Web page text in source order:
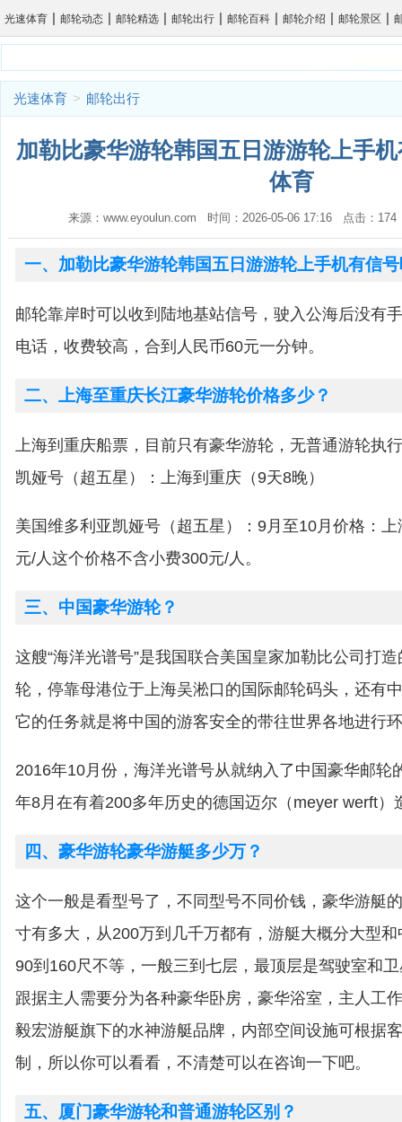
光速体育 | 邮轮动态 | 邮轮精选 | 邮轮出行 | 邮轮百科 | 邮轮介绍 | 邮轮景区 |
光速体育 > 邮轮出行
加勒比豪华游轮韩国五日游游轮上手
体育
来源：www.eyoulun.com 时间：2026-05-06 17:16 点击：
一、加勒比豪华游轮韩国五日游游轮上手机有信
邮轮靠岸时可以收到陆地基站信号，驶入公海后没有
电话，收费较高，合到人民币60元一分钟。
二、上海至重庆长江豪华游轮价格多少？
上海到重庆船票，目前只有豪华游轮，无普通游轮执
凯娅号（超五星）：上海到重庆（9天8晚）
美国维多利亚凯娅号（超五星）：9月至10月价格：
元/人这个价格不含小费300元/人。
三、中国豪华游轮？
这艘“海洋光谱号”是我国联合美国皇家加勒比公司打
轮，停靠母港位于上海吴淞口的国际邮轮码头，还有
它的任务就是将中国的游客安全的带往世界各地进行
2016年10月份，海洋光谱号从就纳入了中国豪华邮轮
年8月在有着200多年历史的德国迈尔（meyer werft）
四、豪华游轮豪华游艇多少万？
这个一般是看型号了，不同型号不同价钱，豪华游艇
寸有多大，从200万到几千万都有，游艇大概分大型
90到160尺不等，一般三到七层，最顶层是驾驶室和
跟据主人需要分为各种豪华卧房，豪华浴室，主人工
毅宏游艇旗下的水神游艇品牌，内部空间设施可根据
制，所以你可以看看，不清楚可以在咨询一下吧。
五、厦门豪华游轮和普通游轮区别？